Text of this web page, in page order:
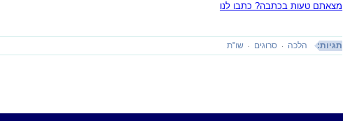
מצאתם טעות בכתבה? כתבו לנו
תגיות: הלכה סרוגים שו"ת